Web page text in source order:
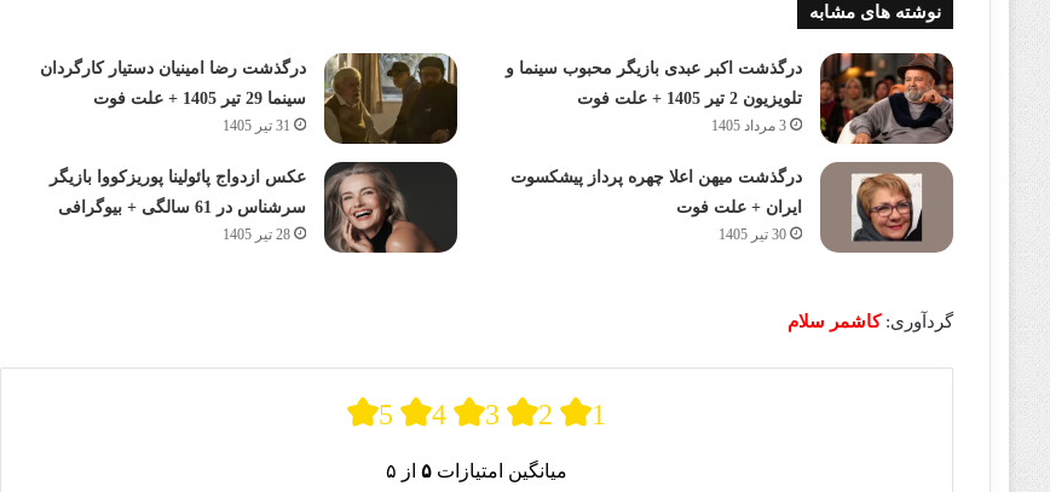
نوشته های مشابه
درگذشت اکبر عبدی بازیگر محبوب سینما و
تلویزیون 2 تیر 1405 + علت فوت
3 مرداد 1405
درگذشت رضا امینیان دستیار کارگردان
سینما 29 تیر 1405 + علت فوت
31 تیر 1405
درگذشت میهن اعلا چهره پرداز پیشکسوت
ایران + علت فوت
30 تیر 1405
عکس ازدواج پائولینا پوریزکووا بازیگر
سرشناس در 61 سالگی + بیوگرافی
28 تیر 1405
گردآوری:کاشمر سلام
5 4 3 2 1
میانگین امتیازات ۵ از ۵